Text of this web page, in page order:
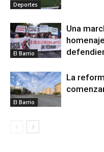
Deportes
El Barrio
Una
El Barrio
La